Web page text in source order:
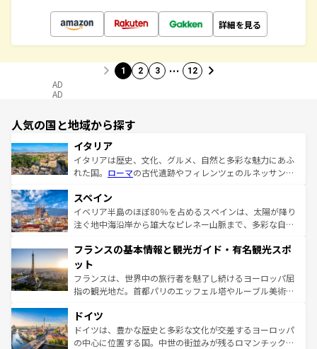
詳細を見る
1 2 3 … 12
AD
AD
人気の国と地域から探す
イタリア
イタリアは歴史、文化、グルメ、自然と多彩な魅力にあふ
れた国。 ローマの古代遺跡やフィレンツェのルネッサンス
ろん、トスカーナの美しい田園風景やアマルフィ海岸の絶
景など、自然景観も見逃せない。観光の合間には、本場の
ピザやパスタなど、絶品のイタリア料理を堪能することも
ませてくれるイタリアで、忘れられない旅をしてみよう！
なお、新着のイタリア情報は
しい。
スペイン
イベリア半島のほぼ80％を占めるスペインは、太陽が降り
注ぐ地中海沿岸から雄大なピレネー山脈まで、多彩な自然
文化が根付くこの国では、情熱的なフラメンコ、熱気あふ
れる闘牛、そして美味しいタパスが生活の一部となってい
る。首都マドリードの洗練された雰囲気や、バルセロナの
アートに溢れた街角から、地方では古代ローマ遺跡や中世
せる。地方によって風土や気候が異なるスペインはその個
性で訪れる人を魅了する。 なお、新着のスペイン情報は コ
ンテンツ一覧を参照してほしい。
フランスの基本情報と観光ガイド・有名観光スポ
ット
フランスは、世界中の旅行者を魅了し続けるヨーロッパ屈
指の観光地だ。首都パリのエッフェル塔やルーブル美術館
で、幅広い魅力が詰まっている。華麗な宮殿、歴史的な大
聖堂、美しいビーチ、そして豊かな自然が、訪れる者を心
から魅了する。また、フランスは美食の国としても知ら
ドイツ
ドイツは、豊かな歴史と多彩な文化が交差するヨーロッパ
の中心に位置する国。中世の街並みが残るロマンチック街